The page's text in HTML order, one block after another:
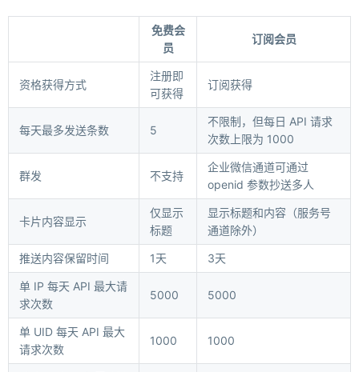
免费会
员
订阅会员
资格获得方式
注册即
可获得
订阅获得
每天最多发送条数 5
不限制，但每日 API 请求
次数上限为 1000
群发 不支持
企业微信通道可通过
openid 参数抄送多人
卡片内容显示
仅显示
标题
显示标题和内容（服务号
通道除外）
推送内容保留时间 1天 3天
单 IP 每天 API 最大请
求次数
5000 5000
单 UID 每天 API 最大
请求次数
1000 1000